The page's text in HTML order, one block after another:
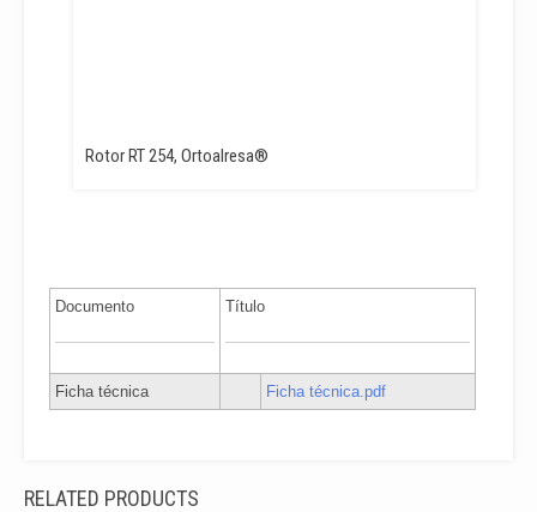
Rotor RT 254, Ortoalresa®
Documento Título
Ficha técnica Ficha técnica.pdf
RELATED PRODUCTS